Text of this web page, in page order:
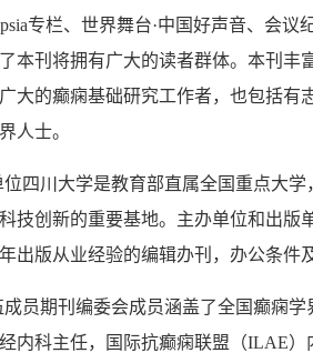
专栏、世界舞台·中国好声音、会议
本刊将拥有广大的读者群体。本刊
大的癫痫基础研究工作者，也包括有
人士。
四川大学是教育部直属全国重点大学
技创新的重要基地。主办单位和出
出版从业经验的编辑办刊，办公条件
员期刊编委会成员涵盖了全国癫痫
内科主任，国际抗癫痫联盟（ILAE）